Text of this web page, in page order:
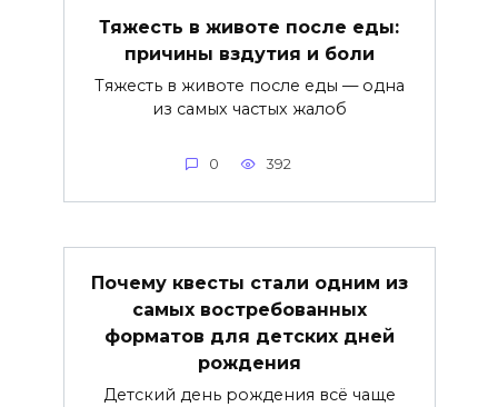
Тяжесть в животе после еды:
причины вздутия и боли
Тяжесть в животе после еды — одна
из самых частых жалоб
0 392
Почему квесты стали одним из
самых востребованных
форматов для детских дней
рождения
Детский день рождения всё чаще